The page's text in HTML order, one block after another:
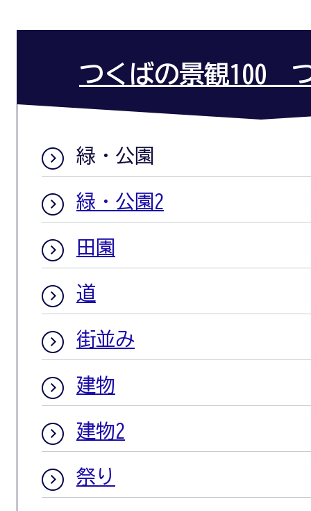
つくばの景観100
緑・公園
緑・公園2
田園
道
街並み
建物
建物2
祭り